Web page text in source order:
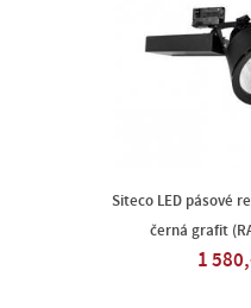
Siteco LED pásové
černá grafit
1